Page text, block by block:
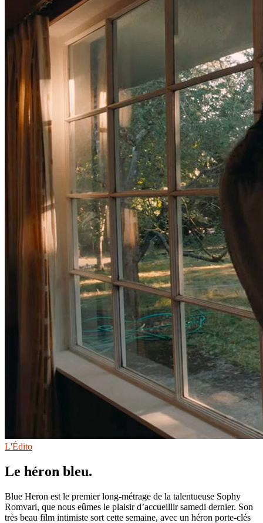
L'Édito
Le héron bleu.
Blue Heron est le premier long-métrage de la talentueuse Sophy
Romvari, que nous eûmes le plaisir d’accueillir samedi dernier. Son
très beau film intimiste sort cette semaine, avec un héron porte-clés